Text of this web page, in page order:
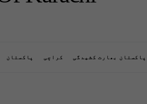
پاکستان بھارت کشیدگی کراچی پاکستان